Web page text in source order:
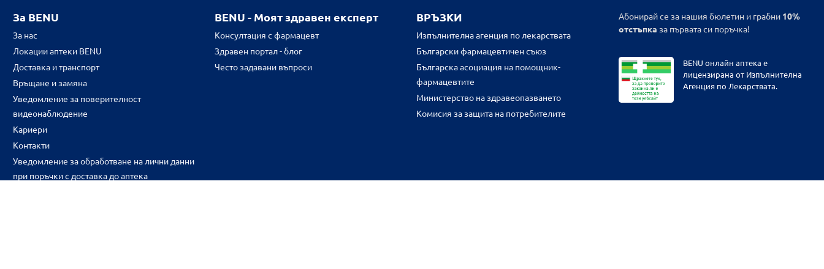
За BENU
За нас
Локации аптеки BENU
Доставка и транспорт
Връщане и замяна
Уведомление за поверителност
видеонаблюдение
Кариери
Контакти
Уведомление за обработване на лични данни
при поръчки с доставка до аптека
BENU - Моят здравен експерт
Консултация с фармацевт
Здравен портал - блог
Често задавани въпроси
ВРЪЗКИ
Изпълнителна агенция по лекарствата
Български фармацевтичен съюз
Българска асоциация на помощник-
фармацевтите
Министерство на здравеопазването
Комисия за защита на потребителите
Абонирай се за нашия бюлетин и грабни 10%
отстъпка за първата си поръчка!
BENU онлайн аптека е
лицензирана от Изпълнителна
Агенция по Лекарствата.